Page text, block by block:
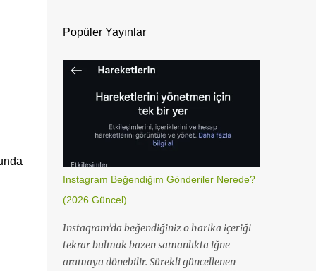
Popüler Yayınlar
Instagram Beğendiğim Gönderiler Nerede?
(2026 Güncel)
Instagram’da beğendiğiniz o harika içeriği
tekrar bulmak bazen samanlıkta iğne
aramaya dönebilir. Sürekli güncellenen